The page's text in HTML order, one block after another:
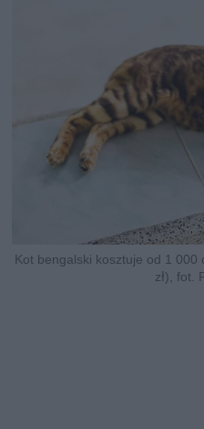
Kot bengalski kosztuje od 1 000
zł), fot.